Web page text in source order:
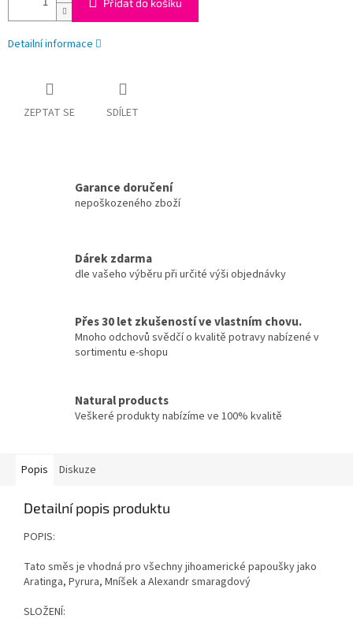
Přidat do košíku
Detailní informace
ZEPTAT SE SDÍLET
Garance doručení
nepoškozeného zboží
Dárek zdarma
dle vašeho výběru při určité výši objednávky
Přes 30 let zkušeností ve vlastním chovu.
Mnoho odchovů svědčí o kvalitě potravy nabízené v
sortimentu e-shopu
Natural products
Veškeré produkty nabízíme ve 100% kvalitě
Popis Diskuze
Detailní popis produktu
POPIS:
Tato směs je vhodná pro všechny jihoamerické papoušky jako
Aratinga, Pyrura, Mníšek a Alexandr smaragdový
SLOŽENÍ: